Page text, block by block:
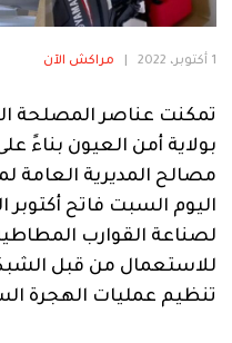
فنية
منوعة
آراء
1 أكتوبر، 2022 مراكش الآن
تمكنت عناصر المصلحة
بولاية أمن العيون بناءً
مصالح المديرية العامة
اليوم السبت فاتح
لصناعة القوارب
للاستعمال من قبل
تنظيم عمليات الهجرة